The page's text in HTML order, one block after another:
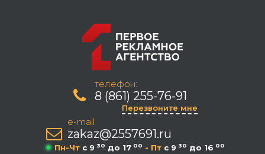
телефон:
8 (861) 255-76-91
Перезвоните мне
e-mail
zakaz@2557691.ru
Пн-Чт c 9 30 до 17 00 - Пт c 9 30 до 16 00